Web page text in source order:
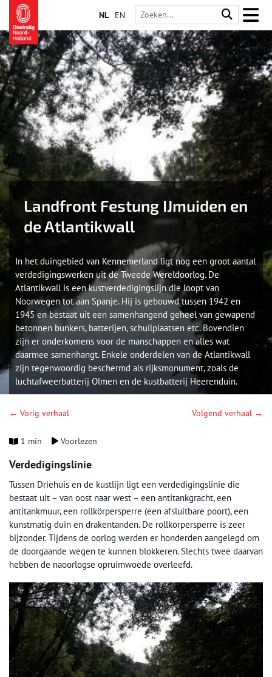
NL EN
Landfront Festung IJmuiden en
de Atlantikwall
In het duingebied van Kennemerland ligt nog een groot aantal
verdedigingswerken uit de Tweede Wereldoorlog. De
Atlantikwall is een kustverdedigingslijn die loopt van
Noorwegen tot aan Spanje. Hij is gebouwd tussen 1942 en
1945 en bestaat uit een samenhangend geheel van gewapend
betonnen bunkers, batterijen, schuilplaatsen etc. Bovendien
zijn er onderkomens voor de manschappen en alles wat
daarmee samenhangt. Enkele onderdelen van de Atlantikwall
zijn tegenwoordig beschermd als rijksmonument, zoals de
luchtafweerbatterij Olmen en de kustbatterij Heerenduin.
← Vorig verhaal Volgend verhaal →
1 min Voorlezen
Verdedigingslinie
Tussen Driehuis en de kustlijn ligt een verdedigingslinie die
bestaat uit – van oost naar west – een antitankgracht, een
antitankmuur, een rollkörpersperre (een afsluitbare poort), een
kunstmatig duin en drakentanden. De rollkörpersperre is zeer
bijzonder. Tijdens de oorlog werden er honderden aangelegd om
de doorgaande wegen te kunnen blokkeren. Slechts twee daarvan
hebben de naoorlogse opruimwoede overleefd.